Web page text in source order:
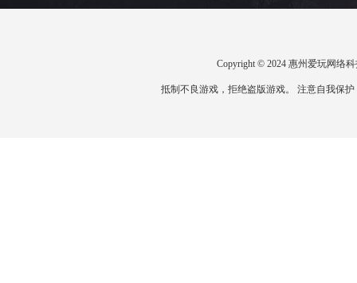
Copyright © 2024 惠州爱玩网络
抵制不良游戏，拒绝盗版游戏。 注意自我保